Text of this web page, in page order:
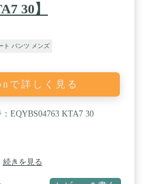
30】
ト パンツ メンズ
で詳しく見る
EQYBS04763 KTA7 30
続きを見る